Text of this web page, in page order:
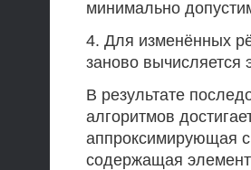
минимально
4. Для изменённых
заново
В результате
алгоритмов
аппроксимирующая
содержащая